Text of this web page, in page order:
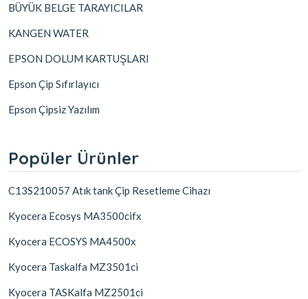
BÜYÜK BELGE TARAYICILAR
KANGEN WATER
EPSON DOLUM KARTUŞLARI
Epson Çip Sıfırlayıcı
Epson Çipsiz Yazılım
Popüler Ürünler
C13S210057 Atık tank Çip Resetleme Cihazı
Kyocera Ecosys MA3500cifx
Kyocera ECOSYS MA4500x
Kyocera Taskalfa MZ3501ci
Kyocera TASKalfa MZ2501ci